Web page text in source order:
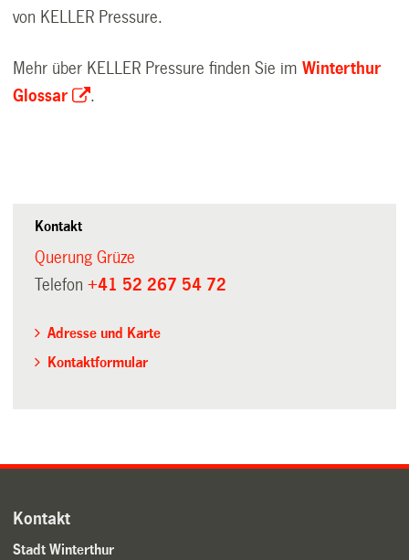
von KELLER Pressure.
Mehr über KELLER Pressure finden Sie imWinterthur
Glossar
.
Kontakt
Querung Grüze
Telefon+41 52 267 54 72
Adresse und Karte
Kontaktformular
Kontakt
Stadt Winterthur